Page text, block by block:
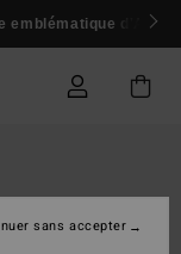
emblématique d'Andy
sans accepter